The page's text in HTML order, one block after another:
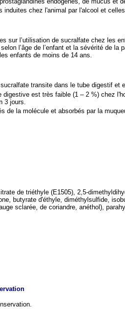
induites chez l'animal par l'alcool et
sur l’utilisation de sucralfate chez les
l’âge de l’enfant et la sévérité de
enfants de moins de 14 ans.
transite dans le tube digestif et
digestive est très faible (1 – 2 %) chez
3 jours.
de la molécule et absorbés par la
de triéthyle (E1505), 2,5-
butyrate d'éthyle, diméthylsulfide,
sclarée, de coriandre, anéthol),